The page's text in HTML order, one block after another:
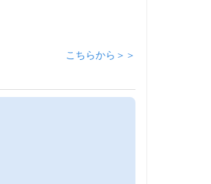
こちらから＞＞